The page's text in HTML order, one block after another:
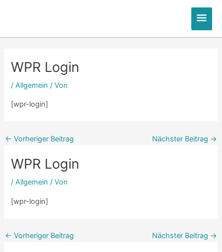
WPR Login
/Allgemein / Von
[wpr-login]
← Vorheriger Beitrag Nächster Beitrag →
WPR Login
/Allgemein / Von
[wpr-login]
← Vorheriger Beitrag Nächster Beitrag →